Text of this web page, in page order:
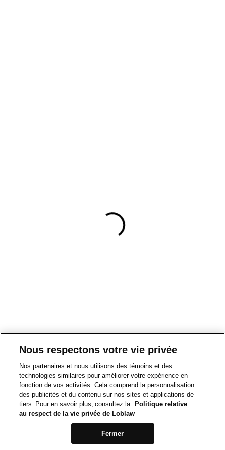
Nous respectons votre vie privée
Nos partenaires et nous utilisons des témoins et des
technologies similaires pour améliorer votre expérience en
fonction de vos activités. Cela comprend la personnalisation
des publicités et du contenu sur nos sites et applications de
tiers. Pour en savoir plus, consultez la
Politique relative
au respect de la vie privée de Loblaw
Fermer